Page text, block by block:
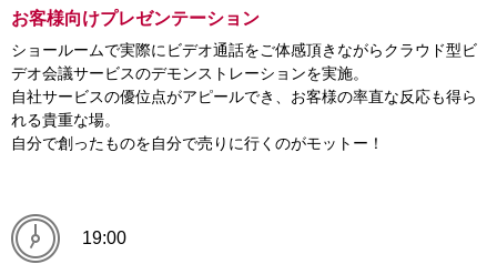
お客様向けプレゼンテーション
ショールームで実際にビデオ通話をご体感頂きながらクラウド型ビ
デオ会議サービスのデモンストレーションを実施。
自社サービスの優位点がアピールでき、お客様の率直な反応も得ら
れる貴重な場。
自分で創ったものを自分で売りに行くのがモットー！
19:00